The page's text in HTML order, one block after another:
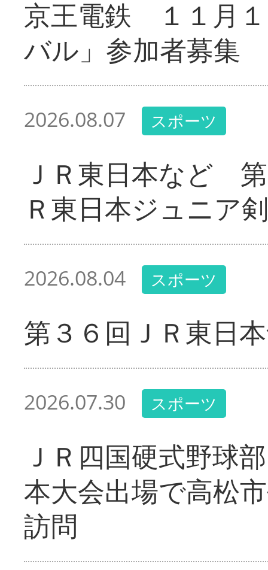
京王電鉄 １１月
バル」参加者募集
2026.08.07 スポーツ
ＪＲ東日本など
Ｒ東日本ジュニア
2026.08.04 スポーツ
第３６回ＪＲ東日
2026.07.30 スポーツ
ＪＲ四国硬式野球
本大会出場で高松
訪問